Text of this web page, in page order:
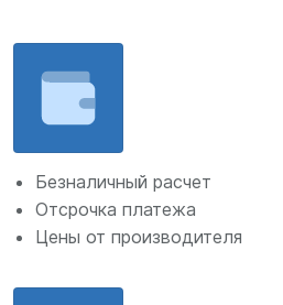
Безналичный расчет
Отсрочка платежа
Цены от производителя